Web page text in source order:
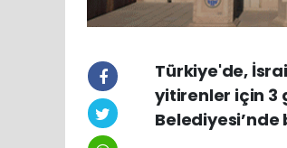
Türkiye'de,
yitirenler için 3